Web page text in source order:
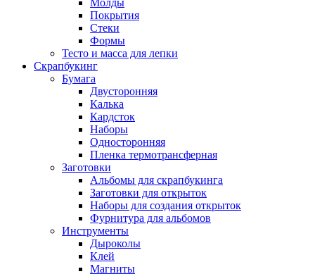
Молды
Покрытия
Стеки
Формы
Тесто и масса для лепки
Скрапбукинг
Бумага
Двусторонняя
Калька
Кардсток
Наборы
Односторонняя
Пленка термотрансферная
Заготовки
Альбомы для скрапбукинга
Заготовки для открыток
Наборы для создания открыток
Фурнитура для альбомов
Инструменты
Дыроколы
Клей
Магниты